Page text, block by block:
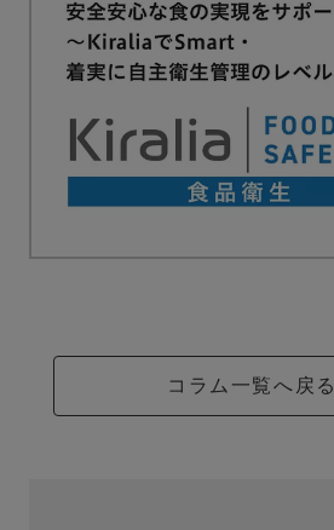
コラム一覧へ戻る